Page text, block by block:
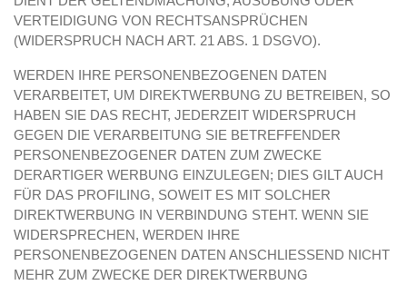
VERTEIDIGUNG VON RECHTSANSPRÜCHEN
(WIDERSPRUCH NACH ART. 21 ABS. 1 DSGVO).
WERDEN IHRE PERSONENBEZOGENEN DATEN
VERARBEITET, UM DIREKTWERBUNG ZU BETREIBEN, SO
HABEN SIE DAS RECHT, JEDERZEIT WIDERSPRUCH
GEGEN DIE VERARBEITUNG SIE BETREFFENDER
PERSONENBEZOGENER DATEN ZUM ZWECKE
DERARTIGER WERBUNG EINZULEGEN; DIES GILT AUCH
FÜR DAS PROFILING, SOWEIT ES MIT SOLCHER
DIREKTWERBUNG IN VERBINDUNG STEHT. WENN SIE
WIDERSPRECHEN, WERDEN IHRE
PERSONENBEZOGENEN DATEN ANSCHLIESSEND NICHT
MEHR ZUM ZWECKE DER DIREKTWERBUNG